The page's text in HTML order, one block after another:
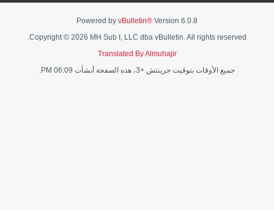
Powered by vBulletin® Version 6.0.8
Copyright © 2026 MH Sub I, LLC dba vBulletin. All rights reserved.
Translated By Almuhajir
جميع الأوقات بتوقيت جرينتش +3، هذه الصفحة أنشأت 06:09 PM.